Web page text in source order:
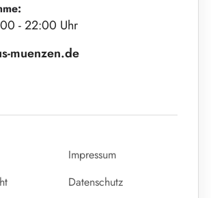
- 22:00 Uhr
muenzen.de
Impressum
Datenschutz